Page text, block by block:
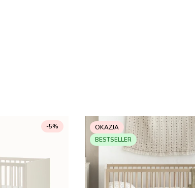
-5%
OKAZJA
BESTSELLER